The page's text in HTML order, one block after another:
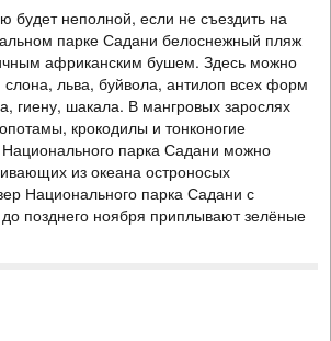
PRICE BY REQUEST
8 DAYS
после долгого перерыва, когда туристов
специальные цены, зебры с
миграцию, а на Занзибаре теплый океан и
лучшие парки Танзании, где вы увидите
животных на планете. После сафари
океан и колорит острова Занзибар, где
будет неполной, если не съездить на
парке Садани белоснежный пляж
африканским бушем. Здесь можно
слона, льва, буйвола, антилоп всех форм
гиену, шакала. В мангровых зарослях
крокодилы и тонконогие
парка Садани можно
из океана остроносых
Национального парка Садани с
позднего ноября приплывают зелёные